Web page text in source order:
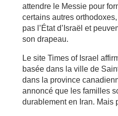
attendre le Messie pour
certains autres
pas l’État d’Israël et
son drapeau.
Le site Times of Israel
basée dans la ville de
dans la province
annoncé que les familles
durablement en Iran. Mais